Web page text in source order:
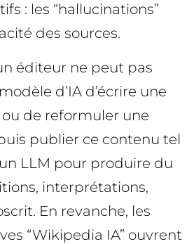
: les “hallucinations”
des sources.
éditeur ne peut pas
d’IA d’écrire une
de reformuler une
publier ce contenu tel
LLM pour produire du
interprétations,
En revanche, les
“Wikipedia IA” ouvrent